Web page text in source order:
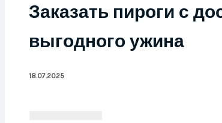
Заказать пироги с
выгодного ужина
18.07.2025